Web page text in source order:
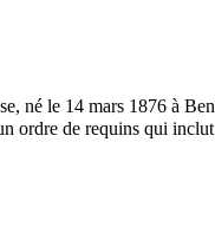
né le 14 mars 1876 à
ordre de requins qui